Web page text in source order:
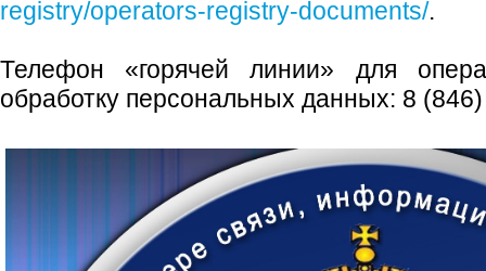
registry/operators-registry-documents/.
Телефон «горячей линии» для
обработку персональных данных: 8